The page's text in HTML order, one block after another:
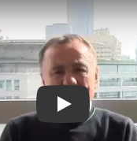
Видео отзыв 2